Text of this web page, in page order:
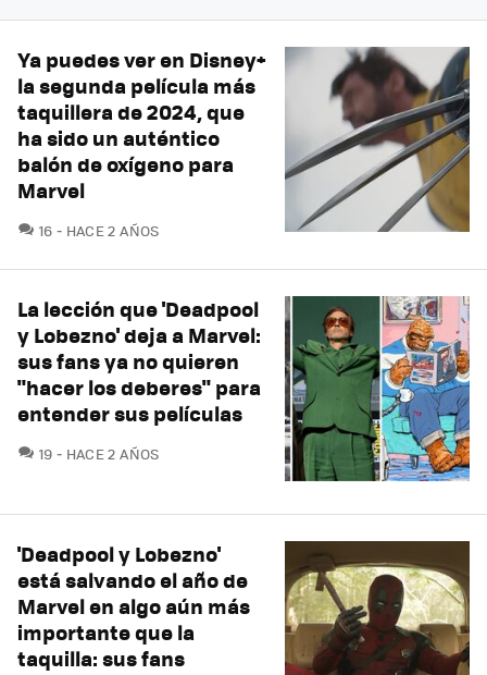
Ya puedes ver en Disney+
la segunda película más
taquillera de 2024, que
ha sido un auténtico
balón de oxígeno para
Marvel
16 COMENTARIOS
HACE 2 AÑOS
La lección que 'Deadpool
y Lobezno' deja a Marvel:
sus fans ya no quieren
"hacer los deberes" para
entender sus películas
19 COMENTARIOS
HACE 2 AÑOS
'Deadpool y Lobezno'
está salvando el año de
Marvel en algo aún más
importante que la
taquilla: sus fans